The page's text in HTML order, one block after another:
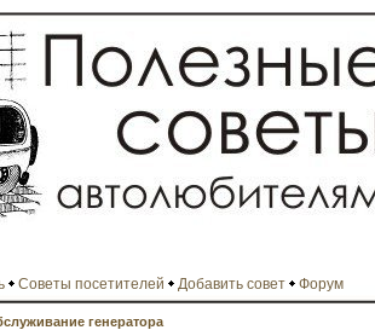
Советы посетителей Добавить совет Форум
генератора